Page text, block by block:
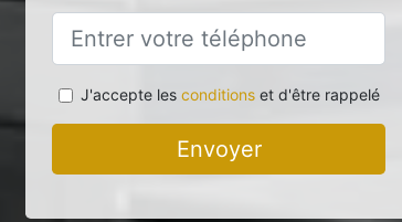
J'accepte les conditionset d'être rappelé
Envoyer